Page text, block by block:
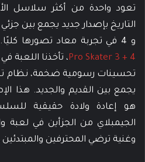
تعود واحدة من أكثر سلاسل
و 4 في تجربة معاد تصورها كليًا. تحت عنوان
Pro Skater 3 + 4، تأخذنا اللعبة
تحسينات رسومية ضخمة، نظام
يجمع بين القديم والجديد. هذا
هو إعادة ولادة حقيقية
الجيمبلاي من الجزأين في لعبة
وغنية ترضي المحترفين